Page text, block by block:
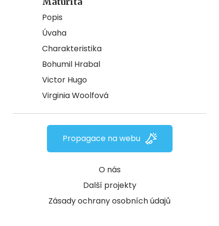
Popis
Úvaha
Charakteristika
Bohumil Hrabal
Victor Hugo
Virginia Woolfová
O nás
Další projekty
Zásady ochrany osobních údajů
Propagace na webu